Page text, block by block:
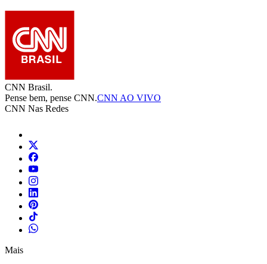
CNN Brasil.
Pense bem, pense CNN.CNN AO VIVO
CNN Nas Redes
Mais